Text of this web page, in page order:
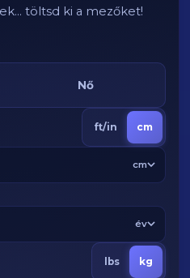
töltsd ki a mezőket!
Nő
ft/in cm
cm
év
lbs kg